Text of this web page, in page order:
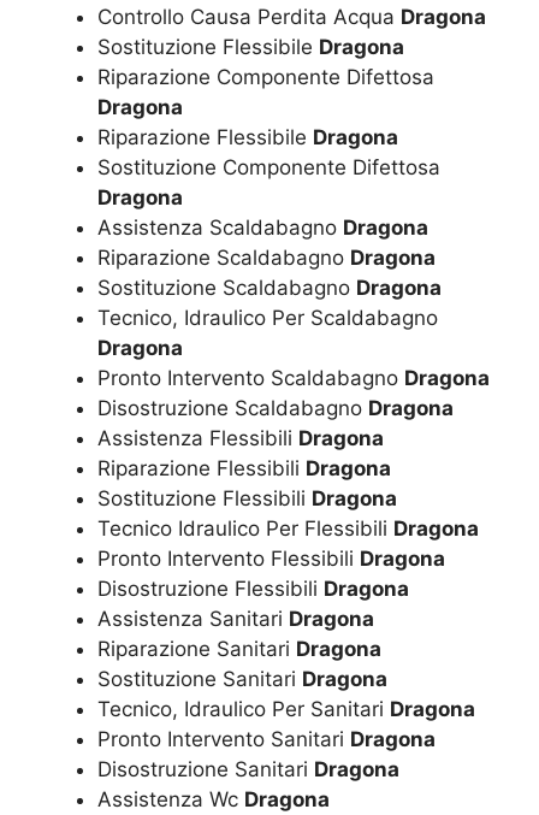
Controllo Causa Perdita Acqua Dragona
Sostituzione Flessibile Dragona
Riparazione Componente Difettosa
Dragona
Riparazione Flessibile Dragona
Sostituzione Componente Difettosa
Dragona
Assistenza Scaldabagno Dragona
Riparazione Scaldabagno Dragona
Sostituzione Scaldabagno Dragona
Tecnico, Idraulico Per Scaldabagno
Dragona
Pronto Intervento Scaldabagno Dragona
Disostruzione Scaldabagno Dragona
Assistenza Flessibili Dragona
Riparazione Flessibili Dragona
Sostituzione Flessibili Dragona
Tecnico Idraulico Per Flessibili Dragona
Pronto Intervento Flessibili Dragona
Disostruzione Flessibili Dragona
Assistenza Sanitari Dragona
Riparazione Sanitari Dragona
Sostituzione Sanitari Dragona
Tecnico, Idraulico Per Sanitari Dragona
Pronto Intervento Sanitari Dragona
Disostruzione Sanitari Dragona
Assistenza Wc Dragona